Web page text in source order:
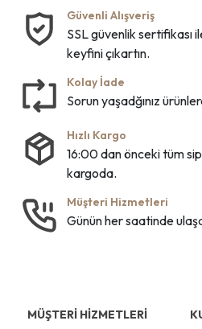
Güvenli Alışveriş
SSL güvenlik sertifikası
keyfini çıkartın.
Kolay İade
Sorun yaşadğınız
Hızlı Kargo
16:00 dan önceki tüm
kargoda.
Müşteri Hizmetleri
Günün her saatinde
MÜŞTERİ HİZMETLERİ